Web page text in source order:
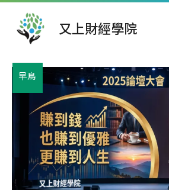
又上財經學院
早鳥
原
始
格：
NT$15,000。
目
前
格：
2025
錄